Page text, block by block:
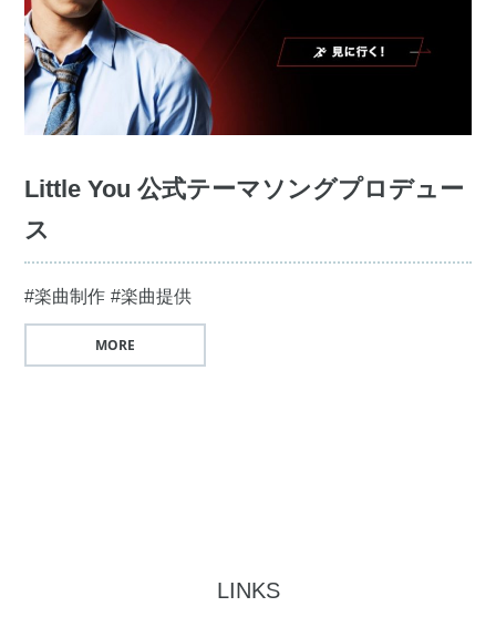
Little You 公式テーマソングプロデュー
ス
#楽曲制作 #楽曲提供
MORE
LINKS